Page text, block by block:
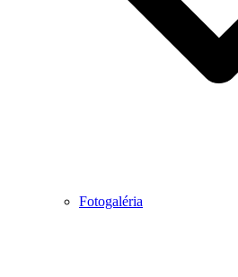
Fotogaléria